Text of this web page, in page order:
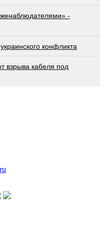
-
конфликта
взрыва кабеля под